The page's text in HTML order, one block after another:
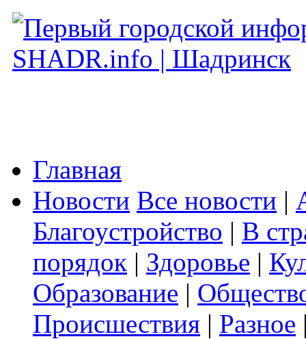
Главная
Новости Все новости |
Благоустройство | В
порядок | Здоровье |
Образование |
Происшествия | Разное